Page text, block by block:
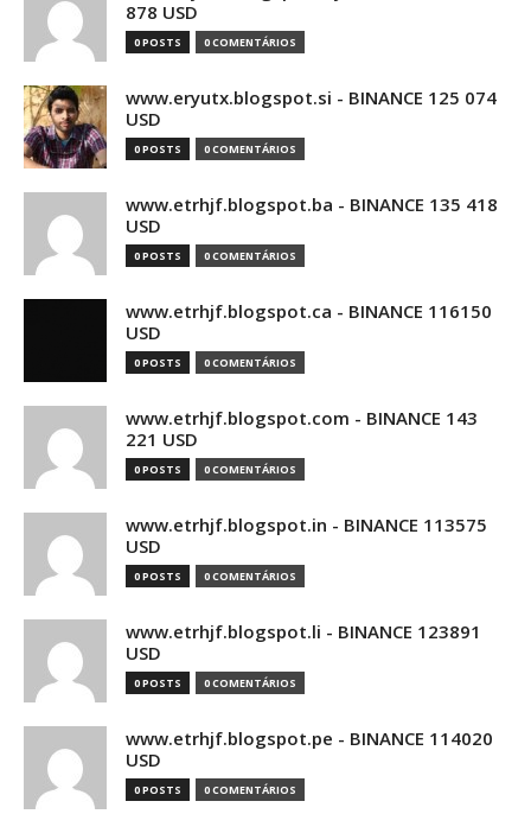
878 USD
0 POSTS 0 COMENTÁRIOS
www.eryutx.blogspot.si - BINANCE 125 074
USD
0 POSTS 0 COMENTÁRIOS
www.etrhjf.blogspot.ba - BINANCE 135 418
USD
0 POSTS 0 COMENTÁRIOS
www.etrhjf.blogspot.ca - BINANCE 116150
USD
0 POSTS 0 COMENTÁRIOS
www.etrhjf.blogspot.com - BINANCE 143
221 USD
0 POSTS 0 COMENTÁRIOS
www.etrhjf.blogspot.in - BINANCE 113575
USD
0 POSTS 0 COMENTÁRIOS
www.etrhjf.blogspot.li - BINANCE 123891
USD
0 POSTS 0 COMENTÁRIOS
www.etrhjf.blogspot.pe - BINANCE 114020
USD
0 POSTS 0 COMENTÁRIOS